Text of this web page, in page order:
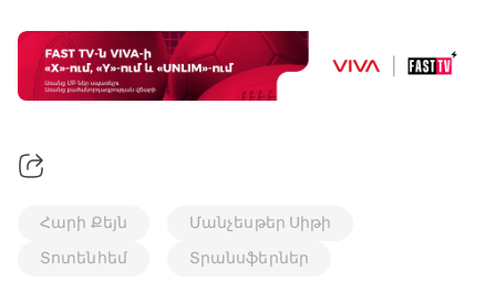
Հարի Քեյն
Մանչեսթեր Սիթի
Տոտենհեմ
Տրանսֆերներ